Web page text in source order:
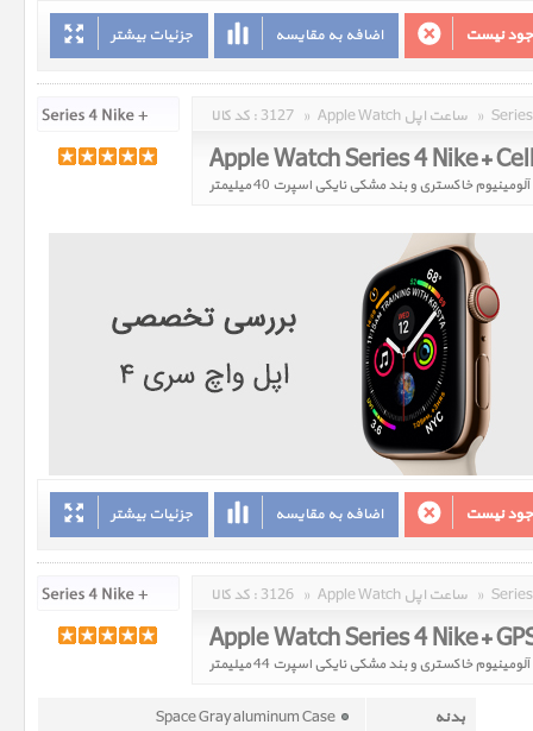
جزئیات بیشتر اضافه به مقایسه نیست
کد کالا : 3127 » Apple Watch ساعت اپل »
جزئیات بیشتر اضافه به مقایسه نیست
کد کالا : 3126 » Apple Watch ساعت اپل »
بدنه
Space Gray aluminum Case